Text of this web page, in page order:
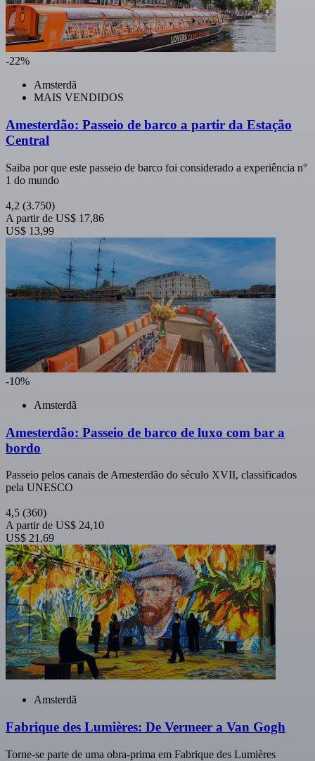
-22%
Amsterdã
MAIS VENDIDOS
Amesterdão: Passeio de barco a partir da Estação
Central
Saiba por que este passeio de barco foi considerado a experiência n°
1 do mundo
4,2 (3.750)
A partir de US$ 17,86
US$ 13,99
-10%
Amsterdã
Amesterdão: Passeio de barco de luxo com bar a
bordo
Passeio pelos canais de Amesterdão do século XVII, classificados
pela UNESCO
4,5 (360)
A partir de US$ 24,10
US$ 21,69
Amsterdã
Fabrique des Lumières: De Vermeer a Van Gogh
Torne-se parte de uma obra-prima em Fabrique des Lumières